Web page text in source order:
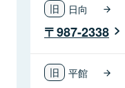
日向
987-2338
平館